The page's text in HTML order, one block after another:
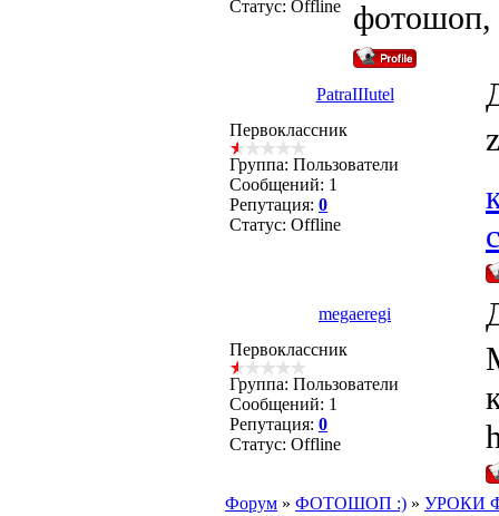
Статус: Offline фотошоп,
PatraIIIutel
Первоклассник
Группа: Пользователи
Сообщений: 1
Репутация: 0
Статус: Offline
megaeregi
Первоклассник
Группа: Пользователи
Сообщений: 1
Репутация: 0
Статус: Offline
Форум » ФОТОШОП :) » УРОКИ